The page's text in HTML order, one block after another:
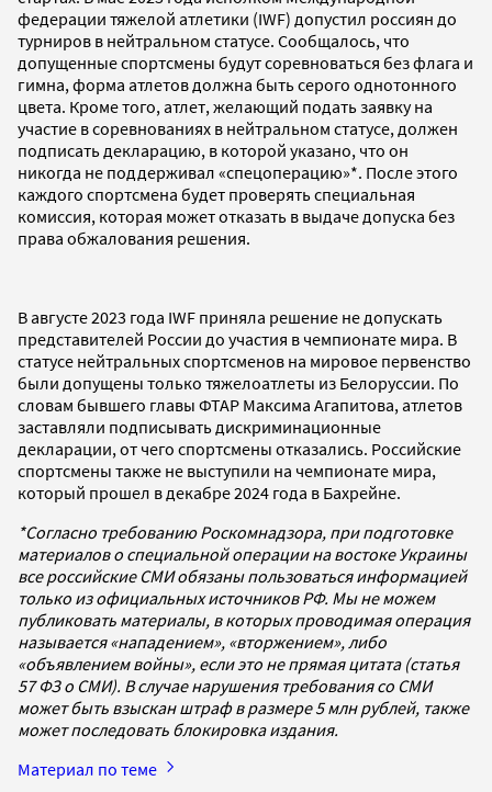
федерации тяжелой атлетики (IWF) допустил россиян до
турниров в нейтральном статусе. Сообщалось, что
допущенные спортсмены будут соревноваться без флага и
гимна, форма атлетов должна быть серого однотонного
цвета. Кроме того, атлет, желающий подать заявку на
участие в соревнованиях в нейтральном статусе, должен
подписать декларацию, в которой указано, что он
никогда не поддерживал «спецоперацию»*. После этого
каждого спортсмена будет проверять специальная
комиссия, которая может отказать в выдаче допуска без
права обжалования решения.
В августе 2023 года IWF приняла решение не допускать
представителей России до участия в чемпионате мира. В
статусе нейтральных спортсменов на мировое первенство
были допущены только тяжелоатлеты из Белоруссии. По
словам бывшего главы ФТАР Максима Агапитова, атлетов
заставляли подписывать дискриминационные
декларации, от чего спортсмены отказались. Российские
спортсмены также не выступили на чемпионате мира,
который прошел в декабре 2024 года в Бахрейне.
*Согласно требованию Роскомнадзора, при подготовке
материалов о специальной операции на востоке Украины
все российские СМИ обязаны пользоваться информацией
только из официальных источников РФ. Мы не можем
публиковать материалы, в которых проводимая операция
называется «нападением», «вторжением», либо
«объявлением войны», если это не прямая цитата (статья
57 ФЗ о СМИ). В случае нарушения требования со СМИ
может быть взыскан штраф в размере 5 млн рублей, также
может последовать блокировка издания.
Материал по теме